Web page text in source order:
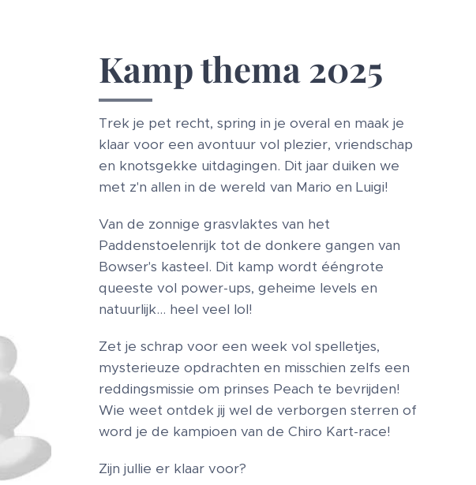
Kamp thema 2025
Trek je pet recht, spring in je overal en maak je
klaar voor een avontuur vol plezier, vriendschap
en knotsgekke uitdagingen. Dit jaar duiken we
met z'n allen in de wereld van Mario en Luigi!
Van de zonnige grasvlaktes van het
Paddenstoelenrijk tot de donkere gangen van
Bowser's kasteel. Dit kamp wordt ééngrote
queeste vol power-ups, geheime levels en
natuurlijk… heel veel lol!
Zet je schrap voor een week vol spelletjes,
mysterieuze opdrachten en misschien zelfs een
reddingsmissie om prinses Peach te bevrijden!
Wie weet ontdek jij wel de verborgen sterren of
word je de kampioen van de Chiro Kart-race!
Zijn jullie er klaar voor?